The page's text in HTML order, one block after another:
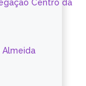
Centro da
Almeida